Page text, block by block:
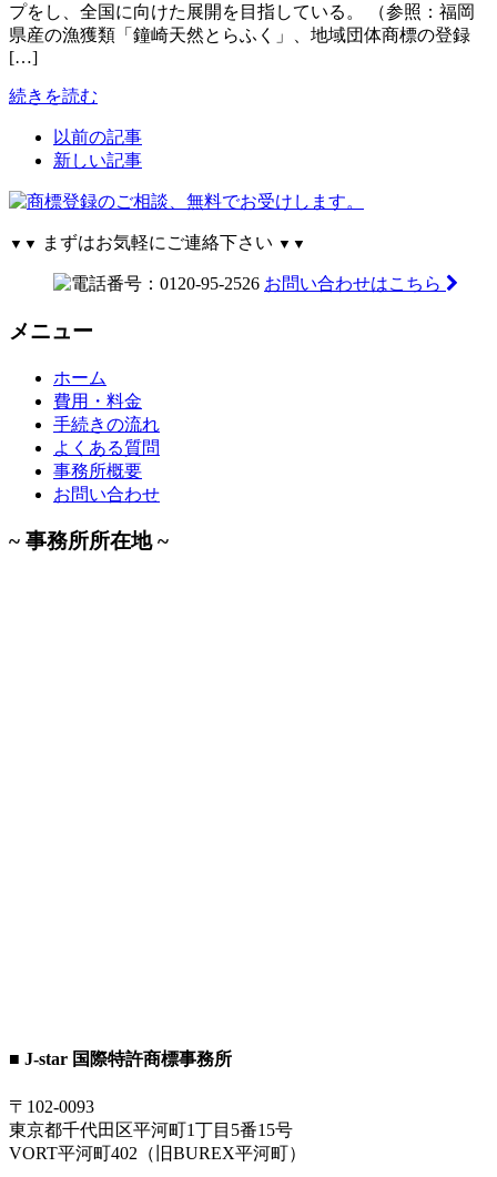
プをし、全国に向けた展開を目指している。 （参照：福岡
県産の漁獲類「鐘崎天然とらふく」、地域団体商標の登録
[…]
続きを読む
以前の記事
新しい記事
▼▼ まずはお気軽にご連絡下さい ▼▼
お問い合わせはこちら
メニュー
ホーム
費用・料金
手続きの流れ
よくある質問
事務所概要
お問い合わせ
~ 事務所所在地 ~
■ J-star 国際特許商標事務所
〒102-0093
東京都千代田区平河町1丁目5番15号
VORT平河町402（旧BUREX平河町）